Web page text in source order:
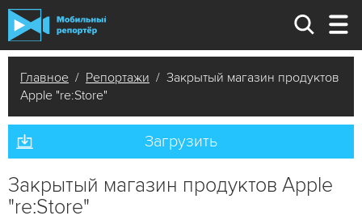
Главное / Репортажи / Закрытый магазин продуктов
Apple "re:Store"
Загрузить
Закрытый магазин продуктов Apple
"re:Store"